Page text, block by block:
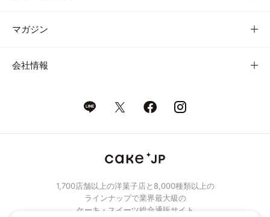
マガジン
会社情報
1,700店舗以上の洋菓子店と8,000種類以上の
ラインナップで業界最大級の
ケーキ・スイーツ総合通販サイト